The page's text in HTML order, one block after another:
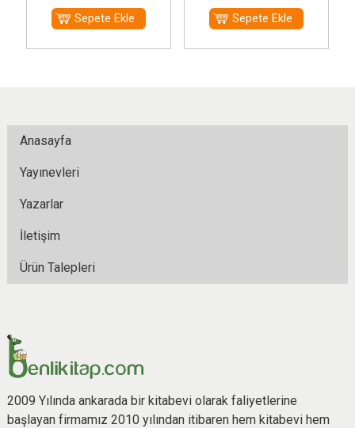
Sepete Ekle Sepete Ekle
Anasayfa
Yayınevleri
Yazarlar
İletişim
Ürün Talepleri
2009 Yılında ankarada bir kitabevi olarak faliyetlerine
başlayan firmamız 2010 yılından itibaren hem kitabevi hem